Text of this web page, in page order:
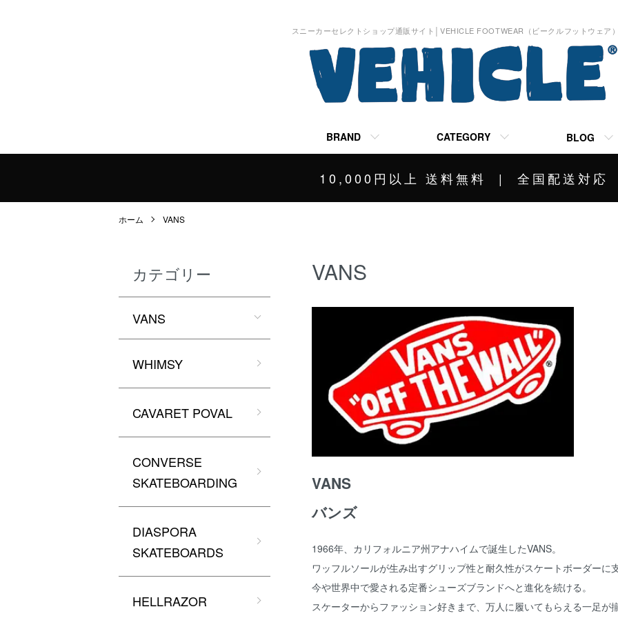
スニーカーセレクトショップ通販サイト│VEHICLE FOOTWEAR（ビークルフットウェア
BRAND CATEGORY BLOG
10,000円以上 送料無料 | 全国配送対応
ホーム VANS
VANS
VANS
バンズ
1966年、カリフォルニア州アナハイムで誕生したVANS。
ワッフルソールが生み出すグリップ性と耐久性がスケートボーダーに支
今や世界中で愛される定番シューズブランドへと進化を続ける。
スケーターからファッション好きまで、万人に履いてもらえる一足が
カテゴリー
VANS
WHIMSY
CAVARET POVAL
CONVERSE
SKATEBOARDING
DIASPORA
SKATEBOARDS
HELLRAZOR